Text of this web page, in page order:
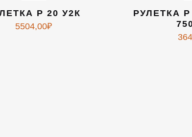
Р 20 У2К
5504,00₽
РУЛЕТКА